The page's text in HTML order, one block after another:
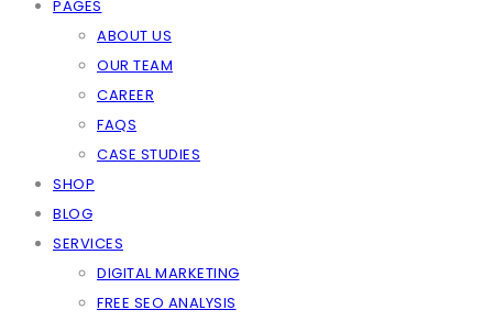
PAGES
ABOUT US
OUR TEAM
CAREER
FAQS
CASE STUDIES
SHOP
BLOG
SERVICES
DIGITAL MARKETING
FREE SEO ANALYSIS